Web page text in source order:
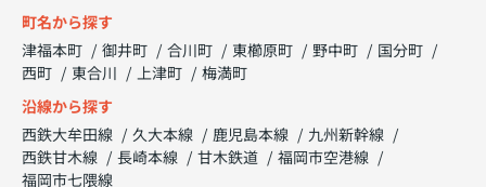
町名から探す
津福本町
御井町 合川町 東櫛原町 野中町
国分町
西町
東合川 上津町
梅満町
沿線から探す
西鉄大牟田線
久大本線 鹿児島本線
九州新幹線
西鉄甘木線
長崎本線 甘木鉄道
福岡市空港線
福岡市七隈線